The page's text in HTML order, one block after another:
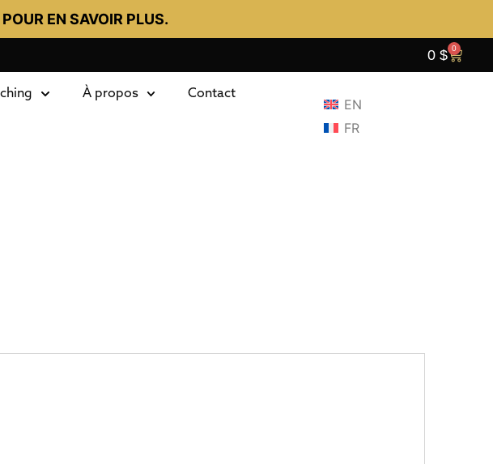
EN SAVOIR PLUS.
0 $ 0
À propos Contact
EN
FR